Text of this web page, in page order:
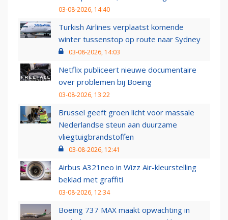
03-08-2026, 14:40
Turkish Airlines verplaatst komende
winter tussenstop op route naar Sydney
03-08-2026, 14:03
Netflix publiceert nieuwe documentaire
over problemen bij Boeing
03-08-2026, 13:22
Brussel geeft groen licht voor massale
Nederlandse steun aan duurzame
vliegtuigbrandstoffen
03-08-2026, 12:41
Airbus A321neo in Wizz Air-kleurstelling
beklad met graffiti
03-08-2026, 12:34
Boeing 737 MAX maakt opwachting in